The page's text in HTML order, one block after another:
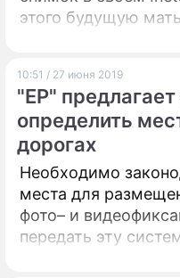
этого будущую
– люди как с цепи
10:51 / 27 июня 2019
"ЕР"
определить
дорогах
Необходимо
места для
фото– и
передать эту
государству.